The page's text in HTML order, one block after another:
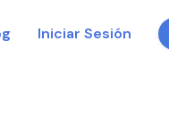
Iniciar Sesión